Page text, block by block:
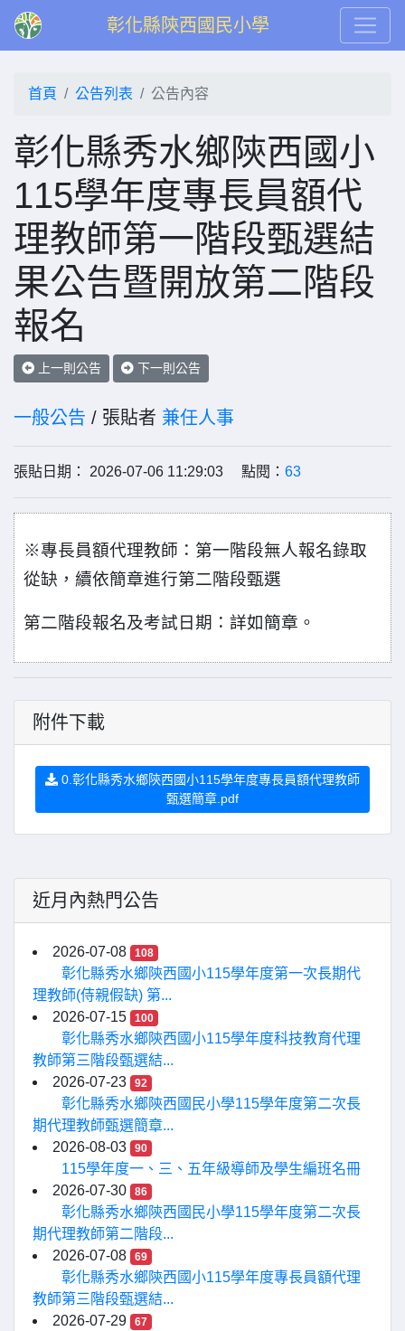
彰化縣陝西國民小學
首頁 公告列表 公告內容
彰化縣秀水鄉陝西國小
115學年度專長員額代
理教師第一階段甄選結
果公告暨開放第二階段
報名
上一則公告 下一則公告
一般公告 / 張貼者 兼任人事
張貼日期： 2026-07-06 11:29:03 點閱： 63
※專長員額代理教師 ： 第一階段無人報名錄取
從缺，續依簡章進行第二階段甄選
第二階段報名及考試日期：詳如簡章。
附件下載
0.彰化縣秀水鄉陝西國小115學年度專長員額代理教師
甄選簡章.pdf
近月內熱門公告
2026-07-08 108
彰化縣秀水鄉陝西國小115學年度第一次長期代
理教師(侍親假缺) 第...
2026-07-15
100
彰化縣秀水鄉陝西國小115學年度科技教育代理
教師第三階段甄選結...
2026-07-23
92
彰化縣秀水鄉陝西國民小學115學年度第二次長
期代理教師甄選簡章...
2026-08-03
90
115學年度一、三、五年級導師及學生編班名冊
2026-07-30
86
彰化縣秀水鄉陝西國民小學115學年度第二次長
期代理教師第二階段...
2026-07-08
69
彰化縣秀水鄉陝西國小115學年度專長員額代理
教師第三階段甄選結...
2026-07-29
67